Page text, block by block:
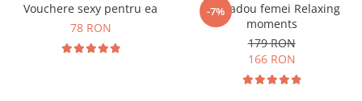
Vouchere sexy pentru ea
78 RON
-7%
Set cadou femei Relaxing
moments
179 RON
166 RON